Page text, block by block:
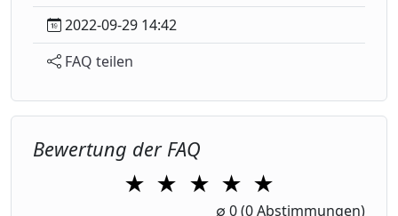
2022-09-29 14:42
FAQ teilen
Bewertung der FAQ
★ ★ ★ ★ ★
∅ 0(0 Abstimmungen)